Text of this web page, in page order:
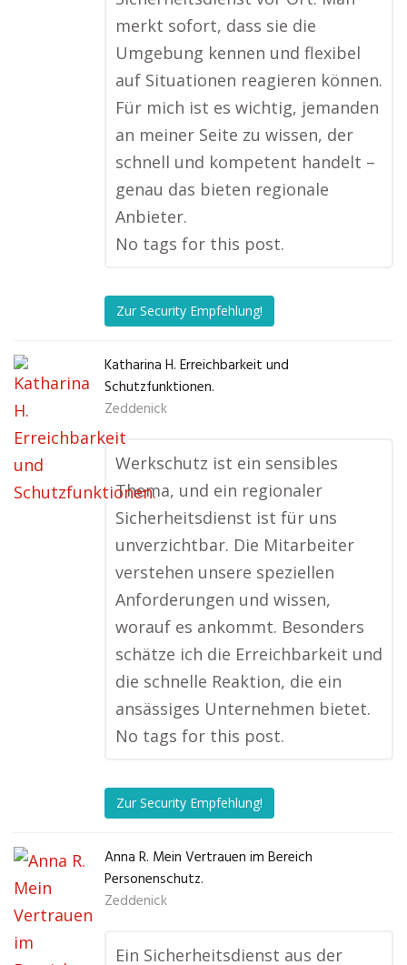
merkt sofort, dass sie die
Umgebung kennen und flexibel
auf Situationen reagieren können.
Für mich ist es wichtig, jemanden
an meiner Seite zu wissen, der
schnell und kompetent handelt –
genau das bieten regionale
Anbieter.
No tags for this post.
Zur Security Empfehlung!
Katharina H. Erreichbarkeit und
Schutzfunktionen.
Zeddenick
Werkschutz ist ein sensibles
Thema, und ein regionaler
Sicherheitsdienst ist für uns
unverzichtbar. Die Mitarbeiter
verstehen unsere speziellen
Anforderungen und wissen,
worauf es ankommt. Besonders
schätze ich die Erreichbarkeit und
die schnelle Reaktion, die ein
ansässiges Unternehmen bietet.
No tags for this post.
Zur Security Empfehlung!
Anna R. Mein Vertrauen im Bereich
Personenschutz.
Zeddenick
Ein Sicherheitsdienst aus der